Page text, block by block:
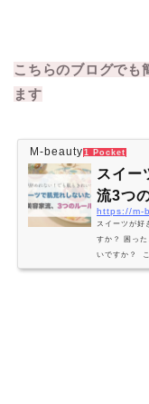
こちらのブログでも
ます
M-beauty 1 Pocket
スイー
流3つ
https://m-
スイーツが好
すか？ 困っ
いですか？
せ） 今日の